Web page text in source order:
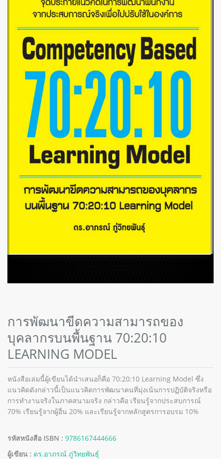
การพัฒนาขีดความสามารถของ
บุคลากรบนพื้นฐาน 70:20:10
LEARNING MODEL
หนังสือเล่มนี้ผู้เขียนได้นำเสนอก็คือ 70:20:10 Learning Model ซึ่ง
แนวคิดดังกล่าวนี้เป็นแนวคิดการพัฒนาคนที่มุ่งเน้นการปฏิบัติจริงหรือ
การทำงานจริงในภาคสนามจริง กล่าวคือ เรียนรู้จากประสบการณ์
70% เรียนรู้จากผู้อื่น 20% และเรียนรู้จากหลักสูตรการอบรม 10%
รหัสหนังสือ ISBN : 9786167444666
ผู้เขียน : ดร.อาภรณ์ ภู่วิทยพันธุ์